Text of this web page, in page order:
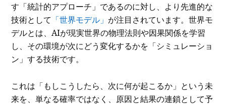
す「統計的アプローチ」であるのに対し、より先進的な
技術として 「世界モデル」 が注目されています。世界モ
デルとは、AIが現実世界の物理法則や因果関係を学習
し、その環境が次にどう変化するかを「シミュレーショ
ン」する技術です。
これは「もしこうしたら、次に何が起こるか」という未
来を、単なる確率ではなく、原因と結果の連鎖として予